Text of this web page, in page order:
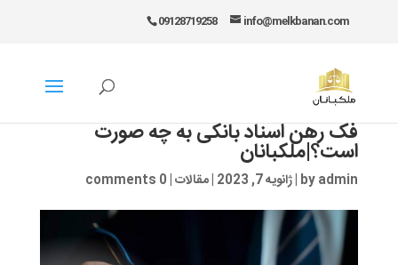
09128719258 info@melkbanan.com
فک رهن اسناد بانکی به چه صورت
است؟|ملکبانان
byadmin
|ژانویه 7, 2023 |مقالات|
0 comments